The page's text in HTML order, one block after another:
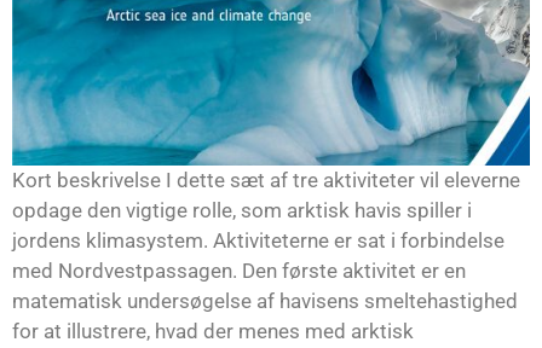
Kort beskrivelse I dette sæt af tre aktiviteter vil eleverne
opdage den vigtige rolle, som arktisk havis spiller i
jordens klimasystem. Aktiviteterne er sat i forbindelse
med Nordvestpassagen. Den første aktivitet er en
matematisk undersøgelse af havisens smeltehastighed
for at illustrere, hvad der menes med arktisk